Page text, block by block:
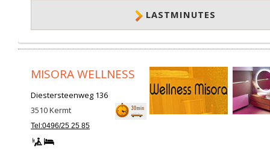
LASTMINUTES
MISORA WELLNESS
Diestersteenweg 136
3510Kermt
Tel:0496/25 25 85